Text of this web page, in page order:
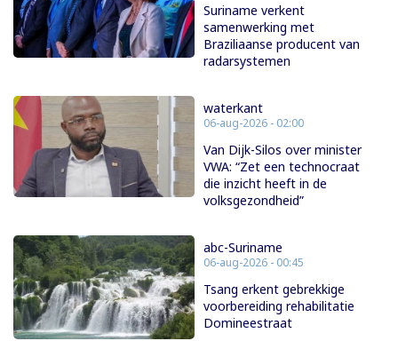
Suriname verkent
samenwerking met
Braziliaanse producent van
radarsystemen
waterkant
06-aug-2026 - 02:00
Van Dijk-Silos over minister
VWA: “Zet een technocraat
die inzicht heeft in de
volksgezondheid”
abc-Suriname
06-aug-2026 - 00:45
Tsang erkent gebrekkige
voorbereiding rehabilitatie
Domineestraat